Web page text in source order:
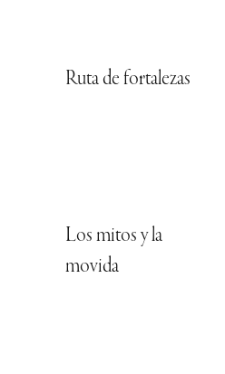
Ruta de fortalezas
Los mitos y la
movida